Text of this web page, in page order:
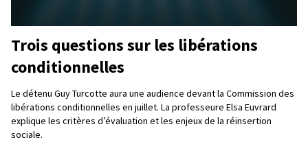
Trois questions sur les libérations
conditionnelles
Le détenu Guy Turcotte aura une audience devant la Commission des
libérations conditionnelles en juillet. La professeure Elsa Euvrard
explique les critères d’évaluation et les enjeux de la réinsertion
sociale.